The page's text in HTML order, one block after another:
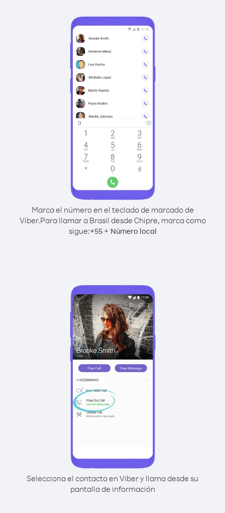
Marca el número en el teclado de marcado de
Viber.Para llamar a Brasil desde Chipre, marca como
sigue:+55+ Número local
Selecciona el contacto en Viber y llama desde su
pantalla de información